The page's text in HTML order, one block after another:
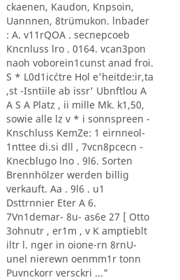
ckaenen, Kaudon, Knpsoin,
Uannnen, 8trümukon. lnbader
: A. v11rQOA . secnepcoeb
Kncnluss lro . 0164. vcan3pon
naoh voborein1cunst anad froi.
S * L0d1ic´ctre Hol e'heitde:ir,ta
,st -Isntiile ab issr' Ubnftlou A
A S A Platz , ii mille Mk. k1,50,
sowie alle lz v * i sonnspreen -
Knschluss KemZe: 1 eirnneol-
1nttee di.si dll , 7vcn8pcecn -
Knecblugo lno . 9l6. Sorten
Brennhölzer werden billig
verkauft. Aa . 9l6 . u1
Dsttrnnier Eter A 6.
7Vn1demar- 8u- as6e 27 [ Otto
3ohnutr , er1m , v K amptieblt
iltr l. nger in oione-rn 8rnU-
unel nierewn oenmm1r tonn
Puvnckorr versckri ..."